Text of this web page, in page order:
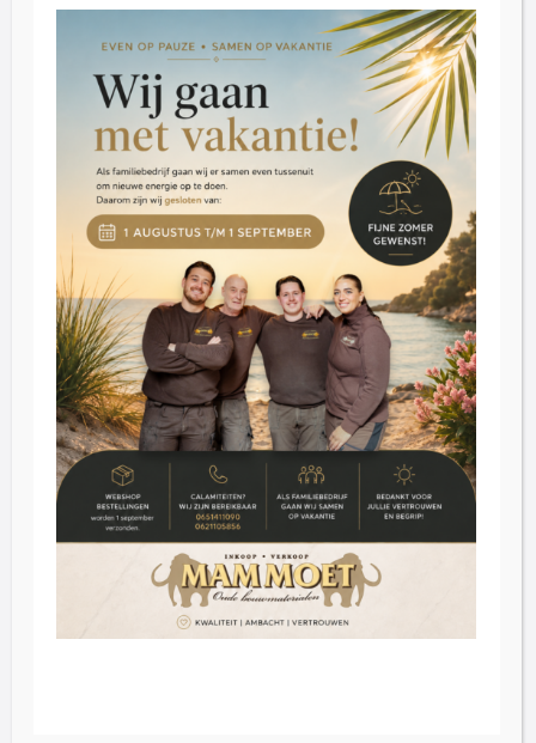
Samstag: 09:30 - 16:30
Dienstag bis Donnerstag nach Vereinbarung
Kundenbetreuung
Blog
Bewertungen
Kontakt
Inkoop
Über uns
FAQ